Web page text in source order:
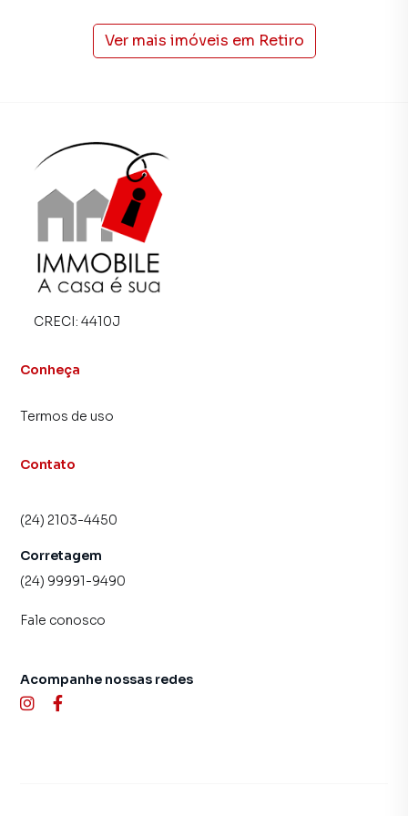
Na Immobile Administradora de Bens você consegue
porque temos uma equipe de marketing digital focada em
produzir campanhas específicas para Petrópolis, o que
aumenta muito o número de contatos interessados e
tendo como consequência uma maior chance de vender ou
alugar seu imóvel mais rápido. Contamos também com um
time de programadores, corretores treinados e uma
central de atendimento preparada para atender
proprietários e inquilinos.
Ver mais imóveis em Retiro
CRECI: 4410J
Conheça
Termos de uso
Contato
(24) 2103-4450
Corretagem
(24) 99991-9490
Fale conosco
Acompanhe nossas redes